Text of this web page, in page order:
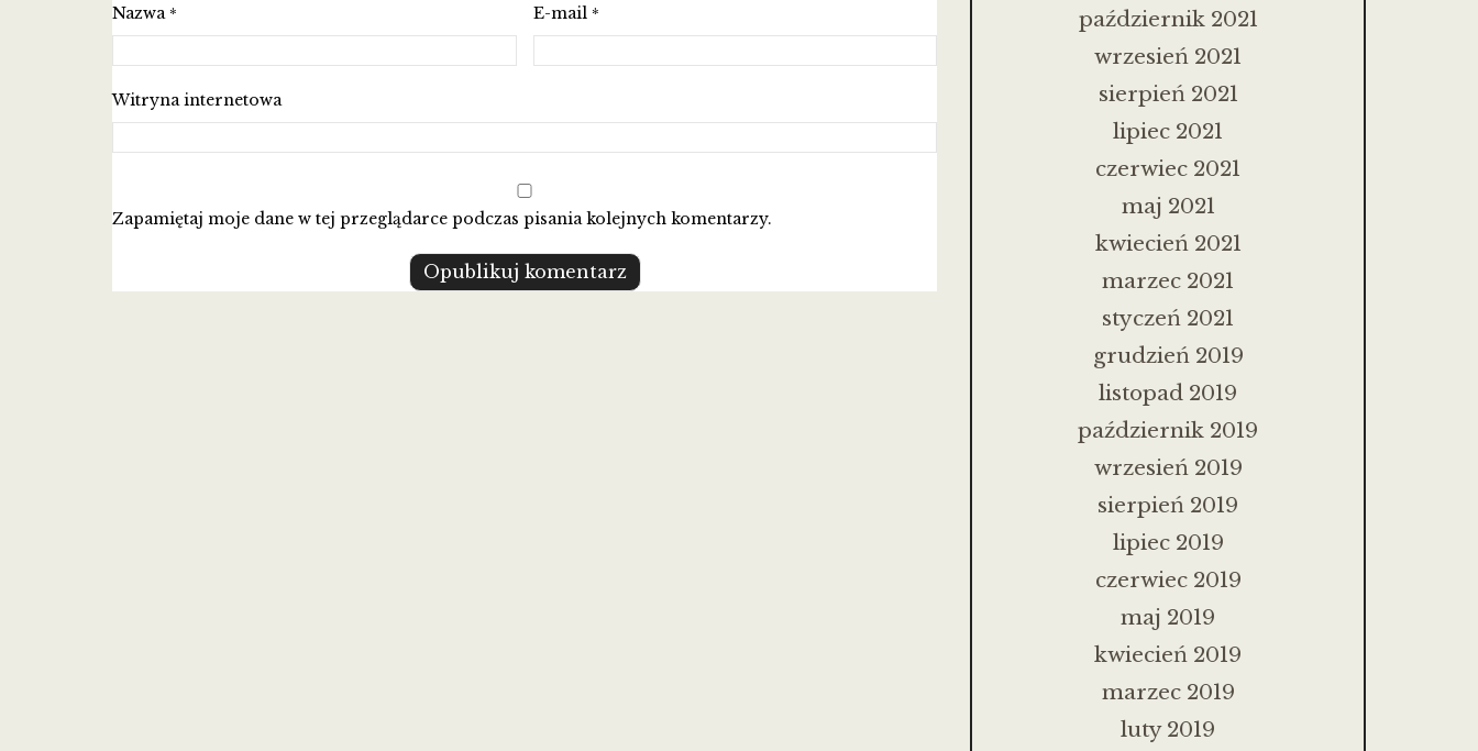
Nazwa * E-mail *
Witryna internetowa
Zapamiętaj moje dane w tej przeglądarce podczas pisania kolejnych komentarzy.
październik 2021
wrzesień 2021
sierpień 2021
lipiec 2021
czerwiec 2021
maj 2021
kwiecień 2021
marzec 2021
styczeń 2021
grudzień 2019
listopad 2019
październik 2019
wrzesień 2019
sierpień 2019
lipiec 2019
czerwiec 2019
maj 2019
kwiecień 2019
marzec 2019
luty 2019